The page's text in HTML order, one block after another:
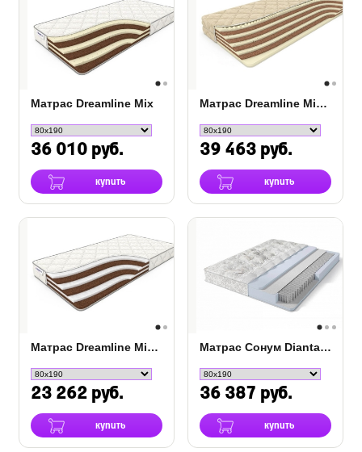
Матрас Dreamline Mix
36 010 руб.
купить
Матрас Dreamline Mix Massage
39 463 руб.
купить
Матрас Dreamline Mix Holl
23 262 руб.
купить
Матрас Сонум Dianta Middle
36 387 руб.
купить